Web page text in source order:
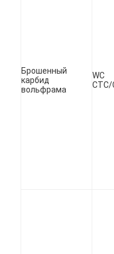
Присадочные прутки
Керамический
Брошенный
карбид
вольфрама
WC